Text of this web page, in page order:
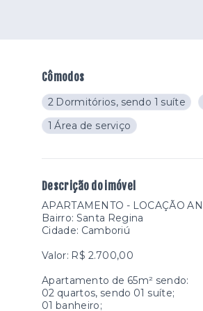
Cômodos
2 Dormitórios, sendo 1 suíte
1 Área de serviço
Descrição do imóvel
APARTAMENTO - LOCAÇÃO
Bairro: Santa Regina
Cidade: Camboriú
Valor: R$ 2.700,00
Apartamento de 65m² sendo:
02 quartos, sendo 01 suíte;
01 banheiro;